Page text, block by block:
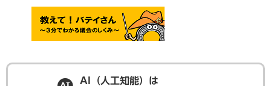
AI（人工知能）は